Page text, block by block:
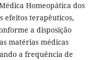
Homeopática dos
efeitos terapêuticos,
a disposição
matérias médicas
a frequência de